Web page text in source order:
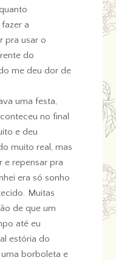
a
pra usar o
do
me deu dor de
uma festa,
no final
e deu
muito real, mas
e repensar pra
era só sonho
Muitas
de que um
até eu
estória do
borboleta e